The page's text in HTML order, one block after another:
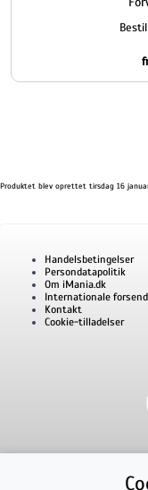
Produktet blev oprettet tirsdag 16
Handelsbetingelser
Persondatapolitik
Om iMania.dk
Internationale
Kontakt
Cookie-tilladelser